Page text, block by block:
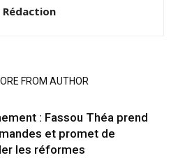
Rédaction
FROM AUTHOR
: Fassou Théa prend
et promet de
les réformes